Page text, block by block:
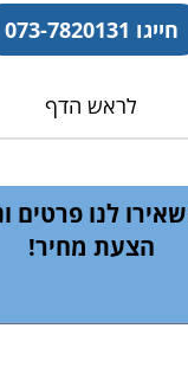
חייגו 073-7820131
לראש הדף
לנו פרטים
הצעת מחיר!